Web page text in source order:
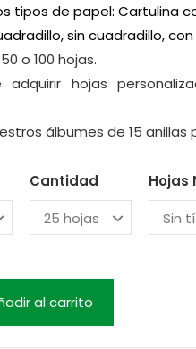
tipos de papel:Cartulina
sin cuadradillo, c
o 100 hojas.
adquirir hojas
álbumes de 15 anillas
Cantidad Hojas
al carrito